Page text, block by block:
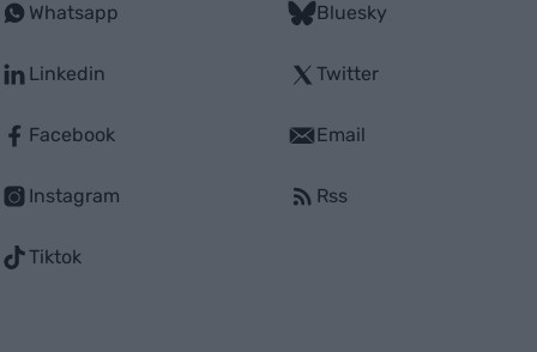
Whatsapp
Linkedin
Facebook
Instagram
Tiktok
Bluesky
Twitter
Email
Rss